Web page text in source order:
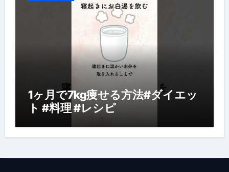
1ヶ月で7kg痩せる方法#ダイエッ
ト #料理 #レシピ